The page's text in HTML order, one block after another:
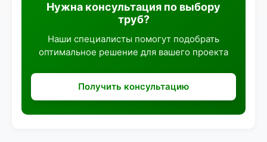
Нужна консультация по выбору
труб?
Наши специалисты помогут подобрать
оптимальное решение для вашего проекта
Получить консультацию